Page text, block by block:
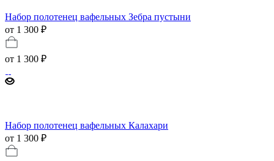
Набор полотенец вафельных Зебра пустыни
от 1 300 ₽
от 1 300 ₽
Набор полотенец вафельных Калахари
от 1 300 ₽